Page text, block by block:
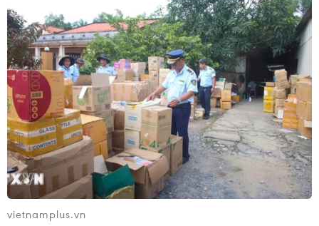
#COVID-19 #hộ chiếu vắcxin
#hãng hàng không
#Schengen
vietnamplus.vn